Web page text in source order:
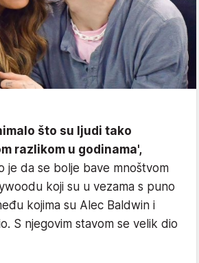
što su ljudi tako
razlikom u godinama',
je da se bolje bave mnoštvom
koji su u vezama s puno
kojima su Alec Baldwin i
S njegovim stavom se velik dio